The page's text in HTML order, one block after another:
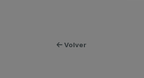
Volver